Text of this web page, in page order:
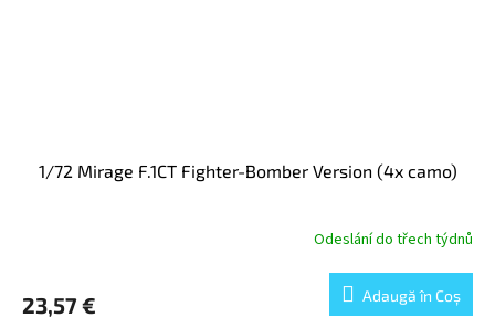
1/72 Mirage F.1CT Fighter-Bomber Version (4x camo)
Odeslání do třech týdnů
23,57 € Adaugă în Coş